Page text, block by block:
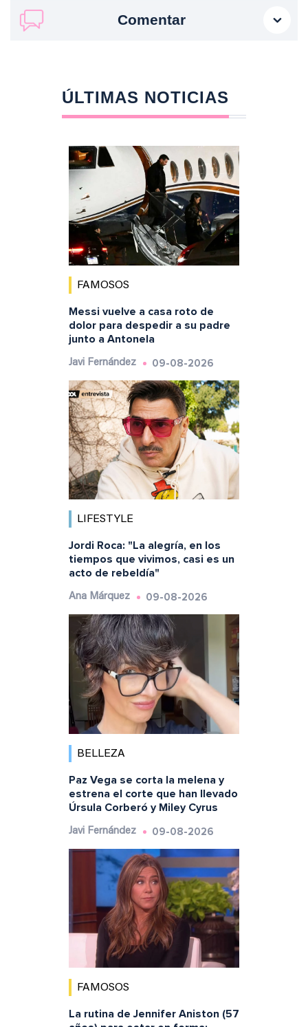
Comentar
ÚLTIMAS NOTICIAS
FAMOSOS
Messi vuelve a casa roto de
dolor para despedir a su padre
junto a Antonela
Javi Fernández 09-08-2026
LIFESTYLE
Jordi Roca: "La alegría, en los
tiempos que vivimos, casi es un
acto de rebeldía"
Ana Márquez 09-08-2026
BELLEZA
Paz Vega se corta la melena y
estrena el corte que han llevado
Úrsula Corberó y Miley Cyrus
Javi Fernández 09-08-2026
FAMOSOS
La rutina de Jennifer Aniston (57